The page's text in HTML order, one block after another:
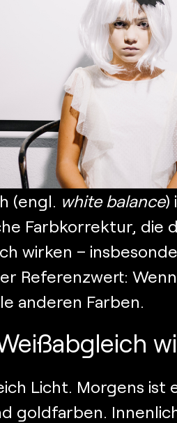
(engl. white balance)
Farbkorrektur, die
wirken –
Referenzwert:
anderen Farben.
Licht. Morgens ist
goldfarben.